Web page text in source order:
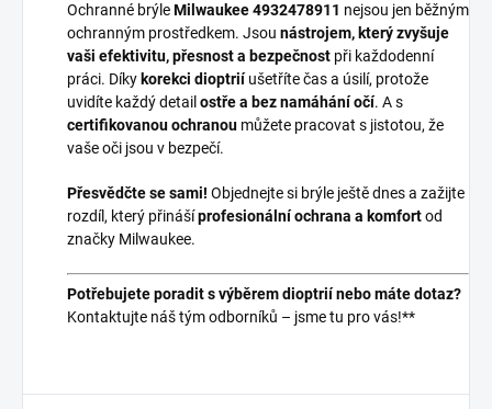
Ochranné brýleMilwaukee 4932478911 nejsou jen běžným
ochranným prostředkem. Jsou nástrojem, který zvyšuje
vaši efektivitu, přesnost a bezpečnost při každodenní
práci. Díky korekci dioptriíušetříte čas a úsilí, protože
uvidíte každý detail ostře a bez namáhání očí. A s
certifikovanou ochranou můžete pracovat s jistotou, že
vaše oči jsou v bezpečí.
Přesvědčte se sami! Objednejte si brýle ještě dnes a zažijte
rozdíl, který přinášíprofesionální ochrana a komfortod
značky Milwaukee.
Potřebujete poradit s výběrem dioptrií nebo máte dotaz?
Kontaktujte náš tým odborníků – jsme tu pro vás!**